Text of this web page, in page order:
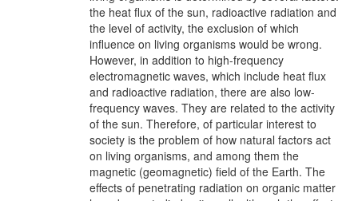
the heat flux of the sun, radioactive radiation and
the level of activity, the exclusion of which
influence on living organisms would be wrong.
However, in addition to high-frequency
electromagnetic waves, which include heat flux
and radioactive radiation, there are also low-
frequency waves. They are related to the activity
of the sun. Therefore, of particular interest to
society is the problem of how natural factors act
on living organisms, and among them the
magnetic (geomagnetic) field of the Earth. The
effects of penetrating radiation on organic matter